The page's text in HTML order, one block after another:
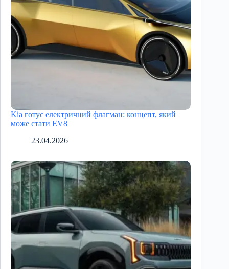
Kia готує електричний флагман: концепт, який
може стати EV8
23.04.2026